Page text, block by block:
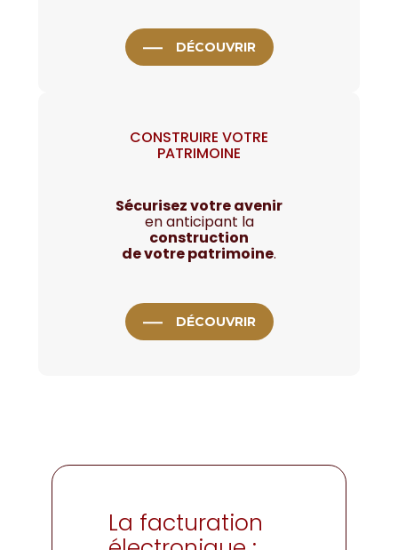
DÉCOUVRIR
CONSTRUIRE VOTRE
PATRIMOINE
Sécurisez votre avenir
en anticipant la
construction
de votre patrimoine.
DÉCOUVRIR
La facturation